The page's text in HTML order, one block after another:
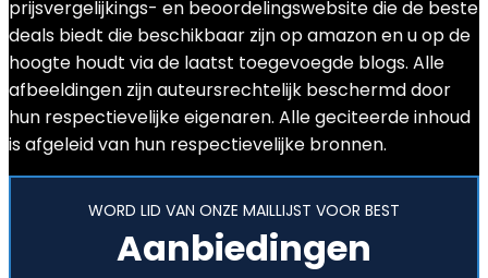
prijsvergelijkings- en beoordelingswebsite die de beste
deals biedt die beschikbaar zijn op amazon en u op de
hoogte houdt via de laatst toegevoegde blogs. Alle
afbeeldingen zijn auteursrechtelijk beschermd door
hun respectievelijke eigenaren. Alle geciteerde inhoud
is afgeleid van hun respectievelijke bronnen.
WORD LID VAN ONZE MAILLIJST VOOR BEST
Aanbiedingen